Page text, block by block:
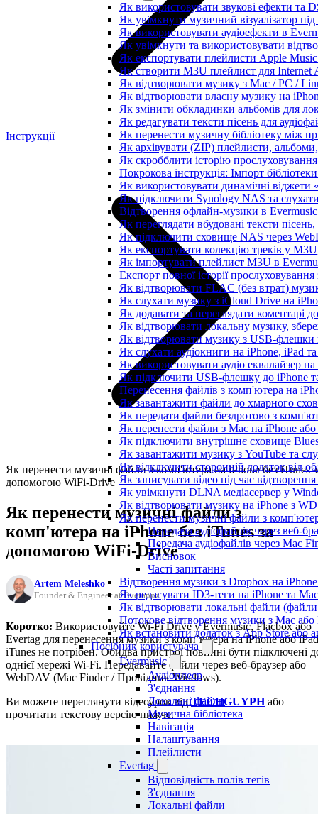
Як використовувати звукові ефекти та
Як увімкнути музичний візуалізатор
Як використовувати аудіоефекти в
Як увімкнути та використовувати
Як експортувати плейлисти Apple
Як створити M3U плейлист для
Як відтворювати музику з Mac / PC /
Як відтворювати власну музику на
Як змінити обкладинки альбомів для
Як редагувати тексти пісень для
Як перенести музичну бібліотеку між
Як архівувати (ZIP) плейлисти,
Як скробблити історію
Покрокова інструкція: Імпорт
Як використовувати динамічні віджети
Як підключити Synology NAS та
Відтворення офлайн-музики в
Як переглядати вбудовані тексти
Як підключити сховище NAS через
Як експортувати колекцію треків у
Як імпортувати плейлист M3U в
Експорт повної історії
Як відтворювати FLAC (без втрат)
Як слухати музику з iCloud Drive на
Як додавати та переглядати коментарі
Як відтворювати локальну музику,
Як відтворювати музику з USB-флешки
Як слухати аудіокниги на iPhone, iPad
Як використовувати аудіо еквалайзер
Як підключити USB-флешку до iPhone
Перенесення файлів з комп'ютера на
Як завантажити файли до хмарного
Як передати файли бездротово з
Як перенести файли з Mac на iPhone
Як підключити внутрішнє сховище
Як завантажити музику з YouTube та
Як відключити сторонній додаток від
Як записувати відео під час
Як увімкнути DLNA медіасервер у
Як відтворювати музику на iPhone з
Як перенести музичні файли з
Передача аудіофайлів через веб-
Передача аудіофайлів через Mac
Висновок
Часті запитання
Відтворення музики з Dropbox на
Як редагувати ID3-теги на iPhone та Mac
Як відтворювати локальні файли
Потокове відтворення музики з Mac
Як встановити додаток з App Store або
Посібник користувача
Evermusic
Аудіоплеєр
З'єднання
Локальні файли
Музична бібліотека
Навігація
Налаштування
Плейлисти
Evertag
Відповідність полів тегів
З'єднання
Локальні файли
Інструкції
Як перенести музичні файли з комп'ютера на iPhone без iTunes
допомогою WiFi-Drive
Як перенести музичні файли з
комп'ютера на iPhone без iTunes за
допомогою WiFi-Drive
Artem Meleshko
Founder & Engineer at Everappz
Коротко: Використовуйте Wi-Fi Drive у Evermusic, Flacbox або
Evertag для перенесення музики з комп’ютера на iPhone або
iTunes не потрібен. Обидва пристрої повинні бути підключені
однієї мережі Wi-Fi. Передавайте файли через веб-браузер або
WebDAV (Mac Finder / Провідник Windows).
Ви можете переглянути відеоурок відTECHGUYPHабо
прочитати текстову версію нижче.